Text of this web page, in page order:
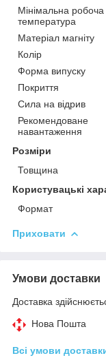
Мінімальна робоча
температура
Матеріал магніту
Колір
Форма випуску
Покриття
Сила на відрив
Рекомендоване
навантаження
Розміри
Товщина
Користувацькі
Формат
Приховати
Умови доставки
Доставка
Нова Пошта
Всі умови